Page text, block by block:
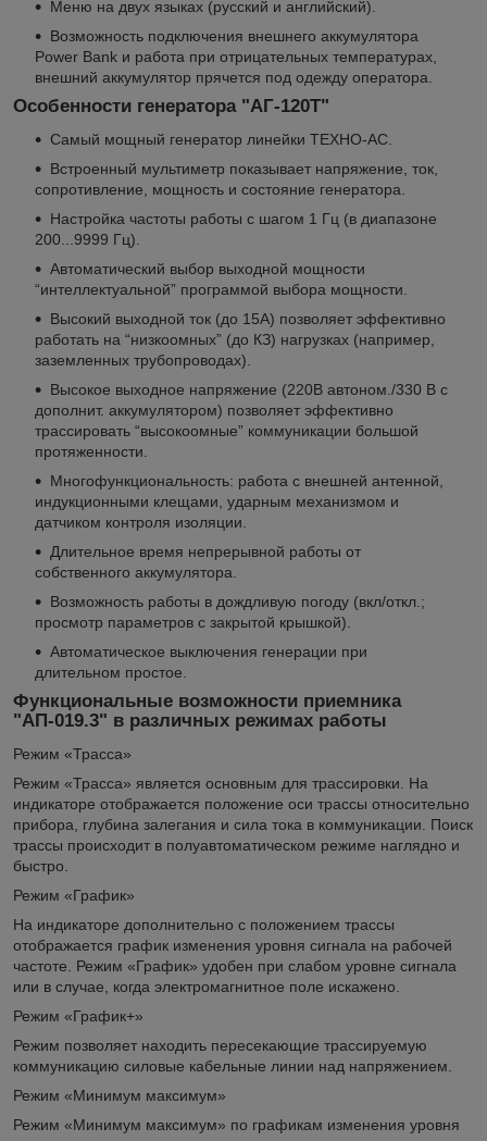
Меню на двух языках (русский и английский).
Возможность подключения внешнего аккумулятора
Power Bank и работа при отрицательных температурах,
внешний аккумулятор прячется под одежду оператора.
Особенности генератора "АГ-120Т"
Самый мощный генератор линейки ТЕХНО-АС.
Встроенный мультиметр показывает напряжение, ток,
сопротивление, мощность и состояние генератора.
Настройка частоты работы с шагом 1 Гц (в диапазоне
200...9999 Гц).
Автоматический выбор выходной мощности
“интеллектуальной” программой выбора мощности.
Высокий выходной ток (до 15А) позволяет эффективно
работать на “низкоомных” (до КЗ) нагрузках (например,
заземленных трубопроводах).
Высокое выходное напряжение (220В автоном./330 В с
дополнит. аккумулятором) позволяет эффективно
трассировать “высокоомные” коммуникации большой
протяженности.
Многофункциональность: работа с внешней антенной,
индукционными клещами, ударным механизмом и
датчиком контроля изоляции.
Длительное время непрерывной работы от
собственного аккумулятора.
Возможность работы в дождливую погоду (вкл/откл.;
просмотр параметров с закрытой крышкой).
Автоматическое выключения генерации при
длительном простое.
Функциональные возможности приемника
"АП-019.3" в различных режимах работы
Режим «Трасса»
Режим «Трасса» является основным для трассировки. На
индикаторе отображается положение оси трассы относительно
прибора, глубина залегания и сила тока в коммуникации. Поиск
трассы происходит в полуавтоматическом режиме наглядно и
быстро.
Режим «График»
На индикаторе дополнительно с положением трассы
отображается график изменения уровня сигнала на рабочей
частоте. Режим «График» удобен при слабом уровне сигнала
или в случае, когда электромагнитное поле искажено.
Режим «График+»
Режим позволяет находить пересекающие трассируемую
коммуникацию силовые кабельные линии над напряжением.
Режим «Минимум максимум»
Режим «Минимум максимум» по графикам изменения уровня